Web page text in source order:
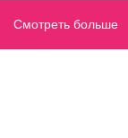
Смотреть больше